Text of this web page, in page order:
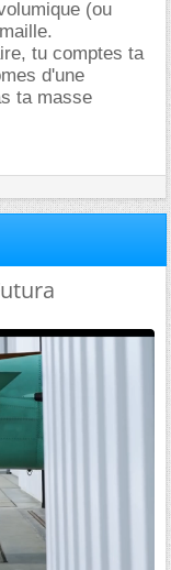
(ou
tu comptes ta
d'une
ta masse